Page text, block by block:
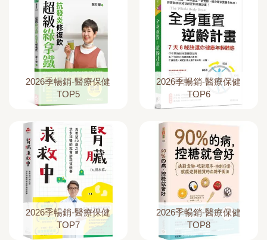
2026季暢銷-醫療保健
TOP5
2026季暢銷-醫療保健
TOP6
2026季暢銷-醫療保健
TOP7
2026季暢銷-醫療保健
TOP8